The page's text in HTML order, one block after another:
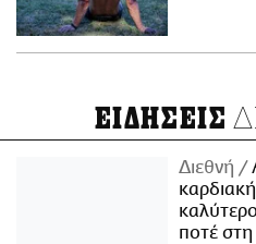
ΕΙΔΗΣΕΙΣ
Διεθνή
ποτέ